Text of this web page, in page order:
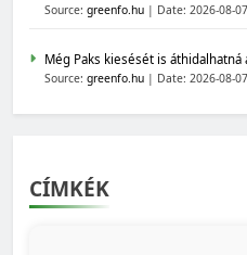
Source: greenfo.hu Date: 2026-08-07
Még Paks kiesését is
Source: greenfo.hu Date: 2026-08-07
CÍMKÉK